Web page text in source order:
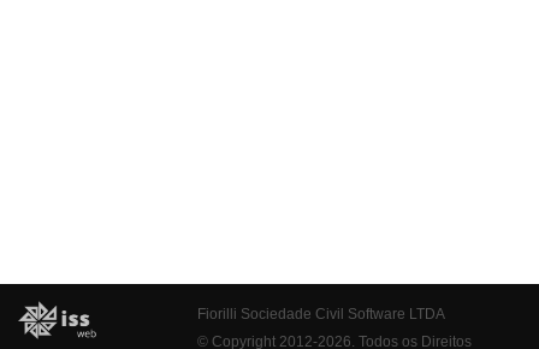
Fiorilli Sociedade Civil Software LTDA
© Copyright 2012-2026. Todos os Direitos